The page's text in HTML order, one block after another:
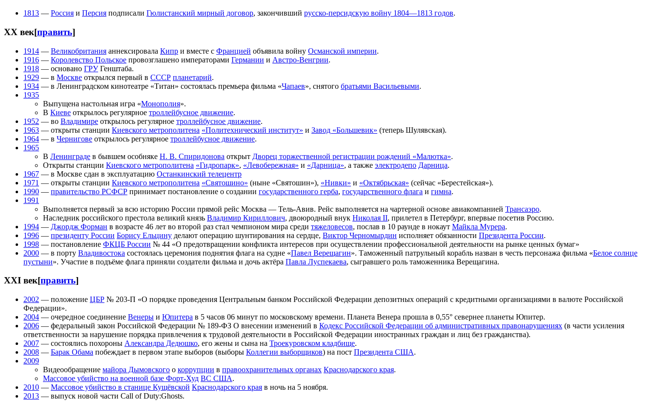
1813 — Россия и Персия подписали Гюлистанский мирный договор, закончивший русско-персидскую войну 1804—1813 годов.
XX век[править]
1914 — Великобритания аннексировала Кипр и вместе с Францией объявила войну Османской империи.
1916 — Королевство Польское провозглашено императорами Германии и Австро-Венгрии.
1918 — основано ГРУГенштаба.
1929 — в Москве открылся первый в СССР планетарий.
1934 — в Ленинградском кинотеатре «Титан» состоялась премьера фильма «Чапаев», снятого братьями Васильевыми.
1935
Выпущена настольная игра «Монополия».
В Киеве открылось регулярное троллейбусное движение.
1952 — во Владимире открылось регулярное троллейбусное движение.
1963 — открыты станции Киевского метрополитена «Политехнический институт» и Завод «Большевик» (теперь Шулявская).
1964 — в Чернигове открылось регулярное троллейбусное движение.
1965
В Ленинграде в бывшем особняке Н. В. Спиридонова открыт Дворец торжественной регистрации рождений «Малютка».
Открыты станции Киевского метрополитена «Гидропарк», «Левобережная» и «Дарница», а также электродепо Дарница.
1967 — в Москве сдан в эксплуатацию Останкинский телецентр
1971 — открыты станции Киевского метрополитена «Святошино» (ныне «Святошин»), «Нивки» и «Октябрьская» (сейчас «Берестейская»).
1990 — правительство РСФСР принимает постановление о создании государственного герба, государственного флага и гимна.
1991
Выполняется первый за всю историю России прямой рейс Москва — Тель-Авив. Рейс выполняется на чартерной основе авиакомпанией Трансаэро.
Наследник российского престола великий князь Владимир Кириллович, двоюродный внук Николая II, прилетел в Петербург, впервые посетив Россию.
1994 — Джордж Форман в возрасте 46 лет во второй раз стал чемпионом мира среди тяжеловесов, послав в 10 раунде в нокаут Майкла Мурера.
1996 — президенту России Борису Ельцину делают операцию шунтирования на сердце, Виктор Черномырдин исполняет обязанности Президента России.
1998 — постановление ФКЦБ России № 44 «О предотвращении конфликта интересов при осуществлении профессиональной деятельности на рынке ценных бумаг»
2000 — в порту Владивостока состоялась церемония поднятия флага на судне «Павел Верещагин». Таможенный патрульный корабль назван в честь персонажа фильма «Белое солнце
пустыни». Участие в подъёме флага приняли создатели фильма и дочь актёра Павла Луспекаева, сыгравшего роль таможенника Верещагина.
XXI век[править]
2002 — положение ЦБР № 203-П «О порядке проведения Центральным банком Российской Федерации депозитных операций с кредитными организациями в валюте Российской
Федерации».
2004 — очередное соединение Венеры и Юпитера в 5 часов 06 минут по московскому времени. Планета Венера прошла в 0,55° севернее планеты Юпитер.
2006 — федеральный закон Российской Федерации № 189-ФЗ О внесении изменений в Кодекс Российской Федерации об административных правонарушениях (в части усиления
ответственности за нарушение порядка привлечения к трудовой деятельности в Российской Федерации иностранных граждан и лиц без гражданства).
2007 — состоялись похороны Александра Дедюшко, его жены и сына на Троекуровском кладбище.
2008 — Барак Обама побеждает в первом этапе выборов (выборы Коллегии выборщиков) на пост Президента США.
2009
Видеообращение майора Дымовского о коррупции в правоохранительных органах Краснодарского края.
Массовое убийство на военной базе Форт-Худ ВС США.
2010 — Массовое убийство в станице Кущёвской Краснодарского края в ночь на 5 ноября.
2013 — выпуск новой части Call of Duty:Ghosts.